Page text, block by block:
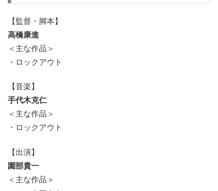
【監督・脚本】
高橋康進
＜主な作品＞
・ロックアウト
【音楽】
手代木克仁
＜主な作品＞
・ロックアウト
【出演】
園部貴一
＜主な作品＞